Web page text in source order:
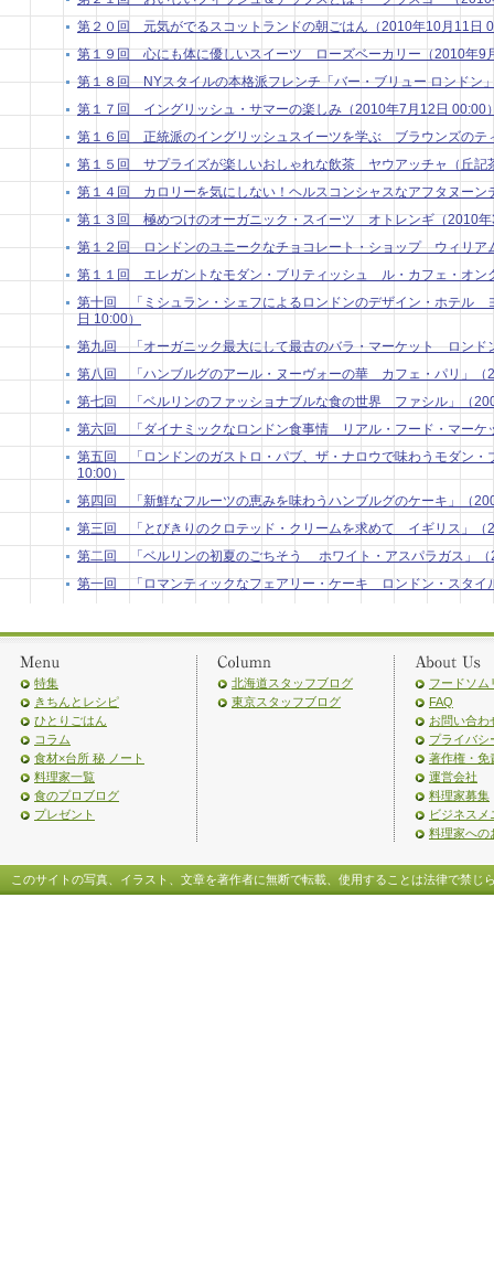
第２０回 元気がでるスコットランドの朝ごはん（2010年10月11日
第１９回 心にも体に優しいスイーツ ローズベーカリー（2010年9
第１８回 NYスタイルの本格派フレンチ「バー・ブリュー ロンドン
第１７回 イングリッシュ・サマーの楽しみ（2010年7月12日 00:00
第１６回 正統派のイングリッシュスイーツを学ぶ ブラウンズのテ
第１５回 サプライズが楽しいおしゃれな飲茶 ヤウアッチャ（丘記
第１４回 カロリーを気にしない！ヘルスコンシャスなアフタヌーン
第１３回 極めつけのオーガニック・スイーツ オトレンギ（2010年
第１２回 ロンドンのユニークなチョコレート・ショップ ウィリア
第１１回 エレガントなモダン・ブリティッシュ ル・カフェ・オン
第十回 「ミシュラン・シェフによるロンドンのデザイン・ホテル
日 10:00）
第九回 「オーガニック最大にして最古のバラ・マーケット ロン
第八回 「ハンブルグのアール・ヌーヴォーの華 カフェ・パリ」（
第七回 「ベルリンのファッショナブルな食の世界 ファシル」（
第六回 「ダイナミックなロンドン食事情 リアル・フード・マー
第五回 「ロンドンのガストロ・パブ、ザ・ナロウで味わうモダン・
10:00）
第四回 「新鮮なフルーツの恵みを味わうハンブルグのケーキ」（
第三回 「とびきりのクロテッド・クリームを求めて イギリス」（
第二回 「ベルリンの初夏のごちそう ホワイト・アスパラガス」（
第一回 「ロマンティックなフェアリー・ケーキ ロンドン・スタイ
特集
きちんとレシピ
ひとりごはん
コラム
食材×台所 秘 ノート
料理家一覧
食のプロブログ
プレゼント
北海道スタッフブログ
東京スタッフブログ
フードソム
FAQ
お問い合わ
プライバシ
著作権・免
運営会社
料理家募集
ビジネスメ
料理家への
このサイトの写真、イラスト、文章を著作者に無断で転載、使用することは法律で禁じ